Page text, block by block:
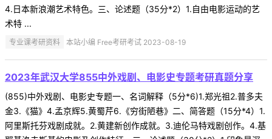
4.日本新浪潮艺术特色。三、论述题（35分*2）1.自由电影运动的艺
术特 ...
专业课考研资料 本站小编 Free考研考试 2023-08-19
2023年武汉大学855中外戏剧、电影史专题考研真题分享
(855)中外戏剧、电影史专题一、名词解释（5分*6)1.郑光祖2.普多夫
金3.《猫》4.孟京辉5.黄蜀芹6.《穷街陋巷》二、简答题（15分*4）1.
阿里斯托芬戏剧成就。2.黄建新创作成就。3.迪伦马特戏剧创作。4.基